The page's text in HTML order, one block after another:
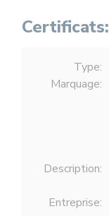
Certificats:
Type:
Marquage:
Description:
Entreprise: